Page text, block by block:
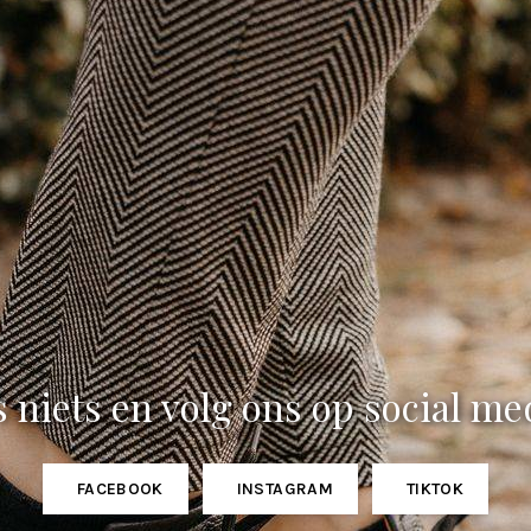
niets en volg ons op social
FACEBOOK INSTAGRAM TIKTOK